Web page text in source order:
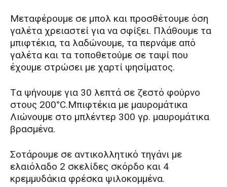
Mεταφέρουμε σε μπολ και προσθέτουμε όση
γαλέτα χρειαστεί για να σφίξει. Πλάθουμε τα
μπιφτέκια, τα λαδώνουμε, τα περνάμε από
γαλέτα και τα τοποθετούμε σε ταψί που
έχουμε στρώσει με χαρτί ψησίματος.
Tα ψήνουμε για 30 λεπτά σε ζεστό φούρνο
στους 200°C.Μπιφτέκια με μαυρομάτικα
Λιώνουμε στο μπλέντερ 300 γρ. μαυρομάτικα
βρασμένα.
Σοτάρουμε σε αντικολλητικό τηγάνι με
ελαιόλαδο 2 σκελίδες σκόρδο και 4
κρεμμυδάκια φρέσκα ψιλοκομμένα.